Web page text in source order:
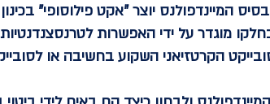
המיינדפולנס יוצר "אקט פילוסופי"
מוגדר על ידי האפשרות
הקרטזיאני השקוע בחשיבה או